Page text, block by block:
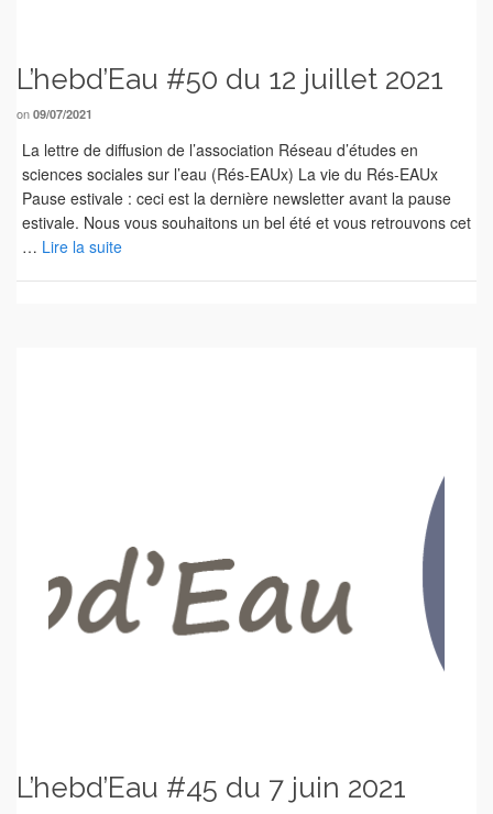
L’hebd’Eau #50 du 12 juillet 2021
on 09/07/2021
La lettre de diffusion de l’association Réseau d’études en
sciences sociales sur l’eau (Rés-EAUx) La vie du Rés-EAUx
Pause estivale : ceci est la dernière newsletter avant la pause
estivale. Nous vous souhaitons un bel été et vous retrouvons cet
… Lire la suite
L’hebd’Eau #45 du 7 juin 2021